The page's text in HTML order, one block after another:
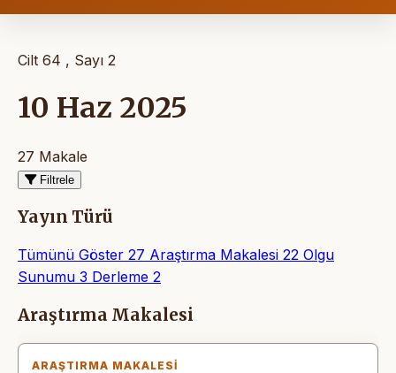
Cilt 64 , Sayı 2
10 Haz 2025
27 Makale
Filtrele
Yayın Türü
Tümünü Göster 27 Araştırma Makalesi 22 Olgu
Sunumu 3 Derleme 2
Makaleler
Araştırma Makalesi
ARAŞTIRMA MAKALESI